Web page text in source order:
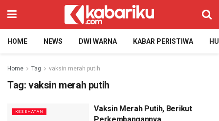
HOME NEWS DWI WARNA KABAR PERISTIWA
Home Tag vaksin merah putih
Tag: vaksin merah putih
KESEHATAN
Vaksin Merah Putih, Berikut